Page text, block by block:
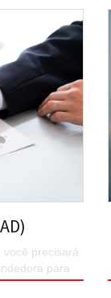
você precisará
para